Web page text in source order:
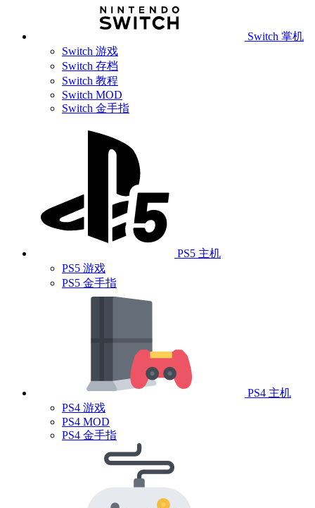
Switch 掌机
Switch 游戏
Switch 存档
Switch 教程
Switch MOD
Switch 金手指
PS5 主机
PS5 游戏
PS5 金手指
PS4 主机
PS4 游戏
PS4 MOD
PS4 金手指